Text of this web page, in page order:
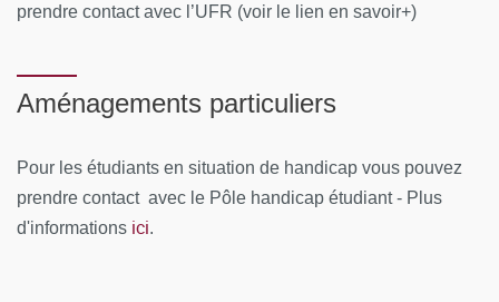
prendre contact avec l’UFR (voir le lien en savoir+)
Aménagements particuliers
Pour les étudiants en situation de handicap vous pouvez
prendre contact avec le Pôle handicap étudiant - Plus
d'informations ici.